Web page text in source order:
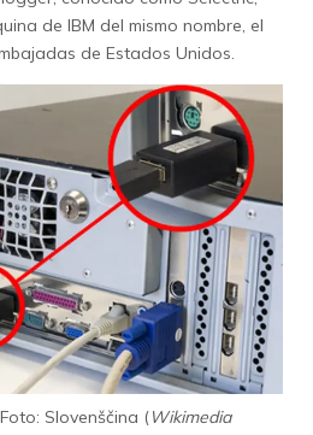
de IBM del mismo nombre, el
de Estados Unidos.
Slovenščina (Wikimedia